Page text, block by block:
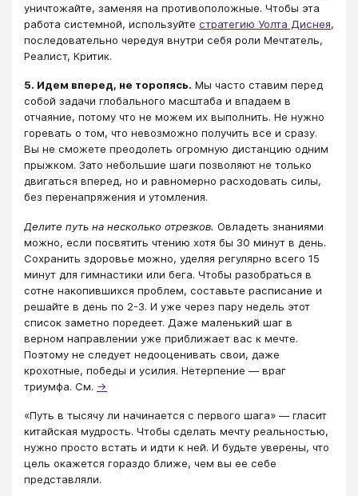
уничтожайте, заменяя на противоположные. Чтобы эта
работа системной, используйте стратегию Уолта Диснея,
последовательно чередуя внутри себя роли Мечтатель,
Реалист, Критик.
5. Идем вперед, не торопясь. Мы часто ставим перед
собой задачи глобального масштаба и впадаем в
отчаяние, потому что не можем их выполнить. Не нужно
горевать о том, что невозможно получить все и сразу.
Вы не сможете преодолеть огромную дистанцию одним
прыжком. Зато небольшие шаги позволяют не только
двигаться вперед, но и равномерно расходовать силы,
без перенапряжения и утомления.
Делите путь на несколько отрезков. Овладеть знаниями
можно, если посвятить чтению хотя бы 30 минут в день.
Сохранить здоровье можно, уделяя регулярно всего 15
минут для гимнастики или бега. Чтобы разобраться в
сотне накопившихся проблем, составьте расписание и
решайте в день по 2-3. И уже через пару недель этот
список заметно поредеет. Даже маленький шаг в
верном направлении уже приближает вас к мечте.
Поэтому не следует недооценивать свои, даже
крохотные, победы и усилия. Нетерпение — враг
триумфа. См. →
«Путь в тысячу ли начинается с первого шага» — гласит
китайская мудрость. Чтобы сделать мечту реальностью,
нужно просто встать и идти к ней. И будьте уверены, что
цель окажется гораздо ближе, чем вы ее себе
представляли.